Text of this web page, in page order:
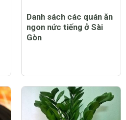
Danh sách các quán ăn
ngon nức tiếng ở Sài
Gòn